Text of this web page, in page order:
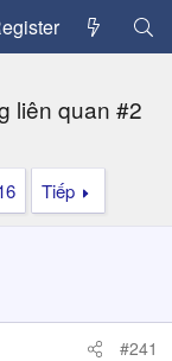
liên quan #2
Tiếp
#241